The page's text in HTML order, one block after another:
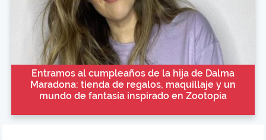
Entramos al cumpleaños de la hija de Dalma
Maradona: tienda de regalos, maquillaje y un
mundo de fantasía inspirado en Zootopia